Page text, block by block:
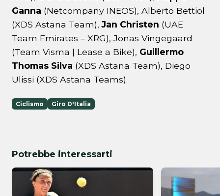
Ganna (Netcompany INEOS), Alberto Bettiol
(XDS Astana Team),Jan Christen (UAE
Team Emirates – XRG), Jonas Vingegaard
(Team Visma | Lease a Bike), Guillermo
Thomas Silva (XDS Astana Team), Diego
Ulissi (XDS Astana Teams).
Ciclismo Giro D'Italia
Potrebbe interessarti